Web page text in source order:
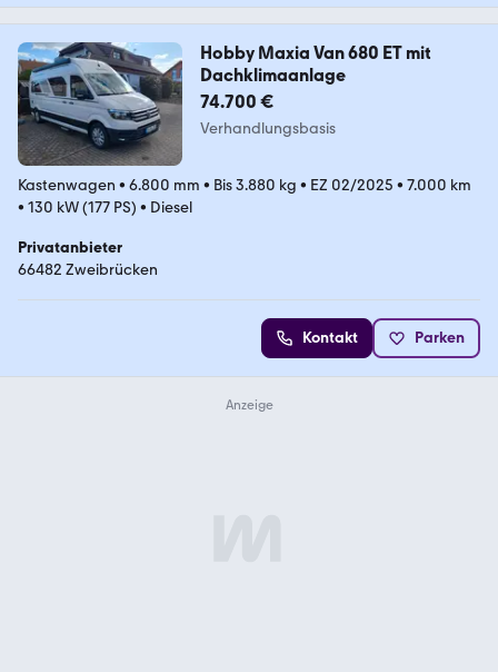
Hobby Maxia Van 680 ET mit
Dachklimaanlage
74.700 €
Verhandlungsbasis
Kastenwagen • 6.800 mm • Bis 3.880 kg • EZ 02/2025 • 7.000 km
• 130 kW (177 PS) • Diesel
Privatanbieter
66482 Zweibrücken
Kontakt Parken